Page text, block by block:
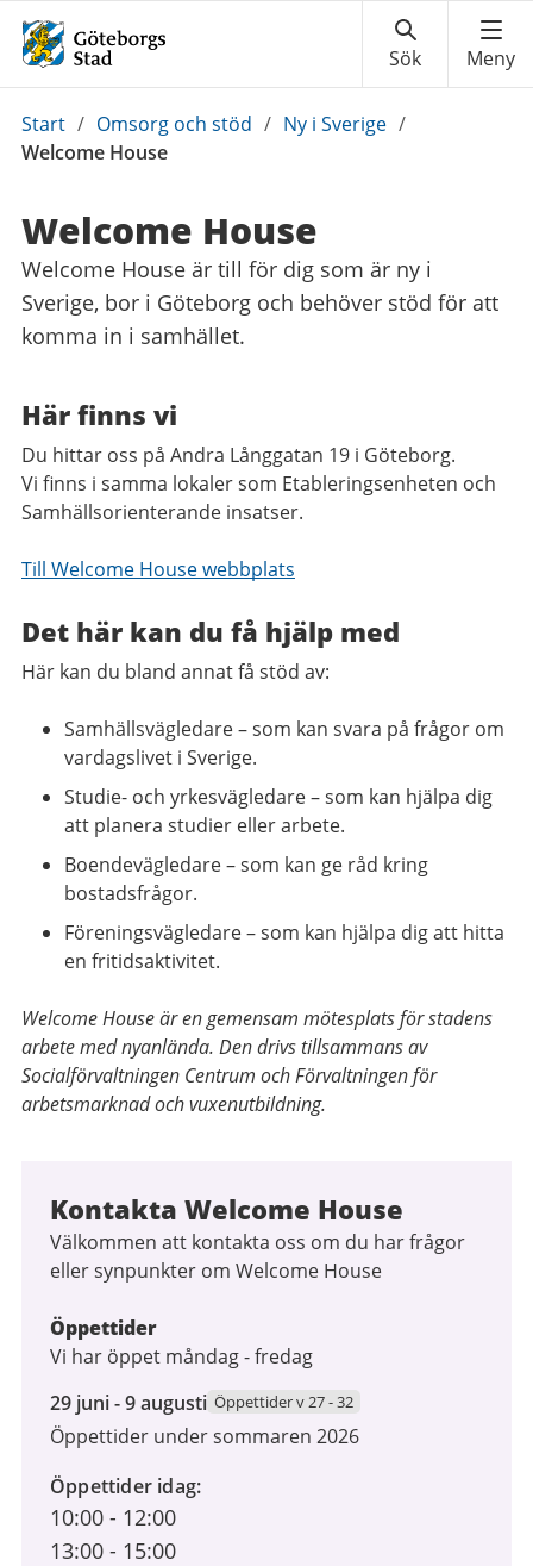
Du
är
Start / Omsorg och stöd / Ny i Sverige /
Welcome House
Welcome House
Welcome House är till för dig som är ny i
Sverige, bor i Göteborg och behöver stöd för att
komma in i samhället.
Här finns vi
Du hittar oss på Andra Långgatan 19 i Göteborg.
Vi finns i samma lokaler som Etableringsenheten och
Samhällsorienterande insatser.
Till Welcome House webbplats
Det här kan du få hjälp med
Här kan du bland annat få stöd av:
Samhällsvägledare – som kan svara på frågor om
vardagslivet i Sverige.
Studie- och yrkesvägledare – som kan hjälpa dig
att planera studier eller arbete.
Boendevägledare – som kan ge råd kring
bostadsfrågor.
Föreningsvägledare – som kan hjälpa dig att hitta
en fritidsaktivitet.
Welcome House är en gemensam mötesplats för stadens
arbete med nyanlända. Den drivs tillsammans av
Socialförvaltningen Centrum och Förvaltningen för
arbetsmarknad och vuxenutbildning.
Kontakta Welcome House
Välkommen att kontakta oss om du har frågor
eller synpunkter om Welcome House
Öppettider
Vi har öppet måndag - fredag
29
juni
2026
till
9
augusti
29 juni - 9 augusti Öppettider v 27 - 32
Öppettider under sommaren 2026
Öppettider idag
10:00 - 12:00
13:00 - 15:00